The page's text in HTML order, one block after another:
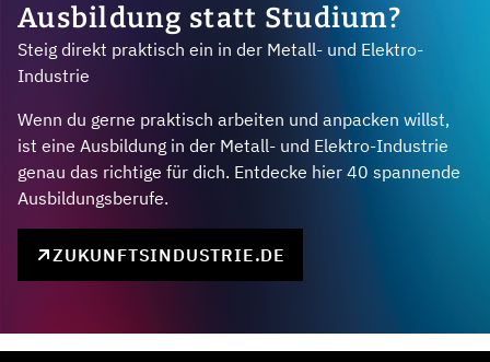
Ausbildung statt Studium?
Steig direkt praktisch ein in der Metall- und Elektro-
Industrie
Wenn du gerne praktisch arbeiten und anpacken willst,
ist eine Ausbildung in der Metall- und Elektro-Industrie
genau das richtige für dich. Entdecke hier 40 spannende
Ausbildungsberufe.
ZUKUNFTSINDUSTRIE.DE